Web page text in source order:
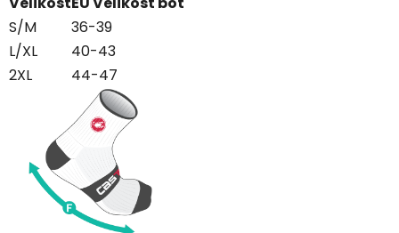
S/M
36-39
L/XL
40-43
2XL
44-47